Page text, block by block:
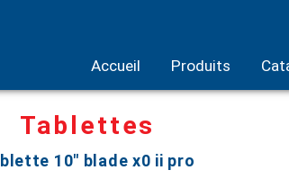
Accueil Produits
Tablettes
10" blade x0 ii pro